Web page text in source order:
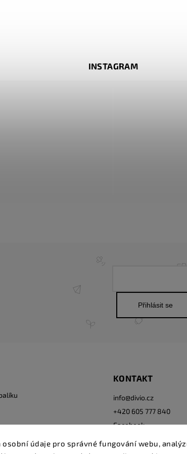
osobní údaje pro správné fungování webu,
INSTAGRAM
Přihlásit se
KONTAKT
info@divio.cz
+420 605 777 840
Facebook
Instagram